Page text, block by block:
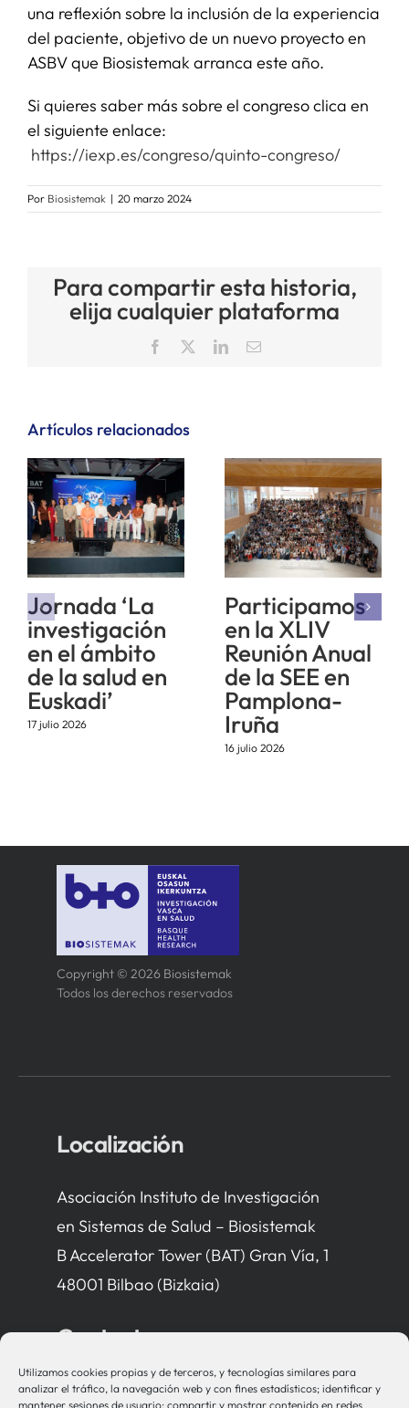
Utilizamos cookies propias y de terceros, y tecnologías similares para
analizar el tráfico, la navegación web y con fines estadísticos; identificar y
mantener sesiones de usuario; compartir y mostrar contenido en redes
una reflexión sobre la inclusión de la experiencia
del paciente, objetivo de un nuevo proyecto en
ASBV que Biosistemak arranca este año.
Si quieres saber más sobre el congreso clica en
el siguiente enlace:
https://iexp.es/congreso/quinto-congreso/
Por Biosistemak | 20 marzo 2024
Para compartir esta historia,
elija cualquier plataforma
Facebook LinkedInCorreo
Artículos relacionados
Jornada ‘La
investigación
en el ámbito
de la salud en
Euskadi’
17 julio 2026
Participamos
en la XLIV
Reunión Anual
de la SEE en
Pamplona-
Iruña
16 julio 2026
Copyright © 2026 Biosistemak
Todos los derechos reservados
Localización
Asociación Instituto de Investigación
en Sistemas de Salud – Biosistemak
B Accelerator Tower (BAT) Gran Vía, 1
48001 Bilbao (Bizkaia)
Contacto
bio-sistemak@bio-sistemak.eus